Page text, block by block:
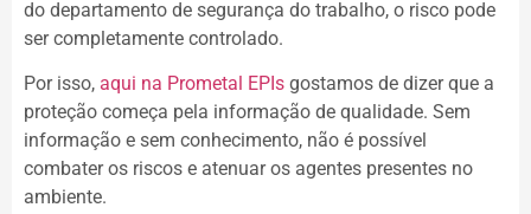
do departamento de segurança do trabalho, o risco pode
ser completamente controlado.
Por isso, aqui na Prometal EPIs gostamos de dizer que a
proteção começa pela informação de qualidade. Sem
informação e sem conhecimento, não é possível
combater os riscos e atenuar os agentes presentes no
ambiente.